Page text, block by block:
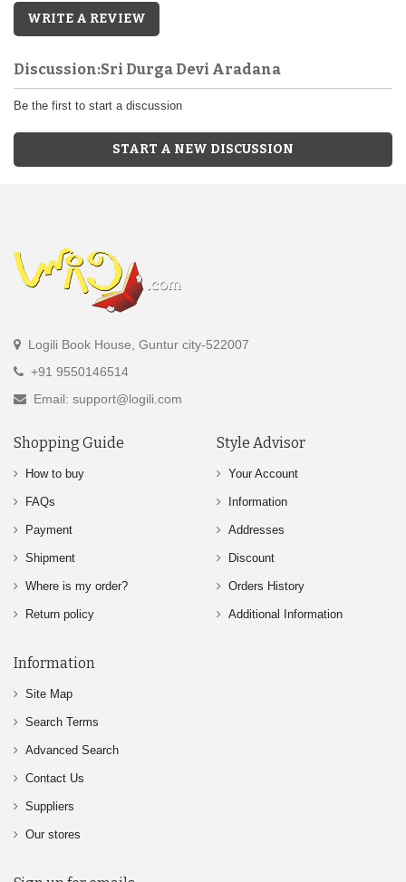
WRITE A REVIEW
Discussion:Sri Durga Devi Aradana
Be the first to start a discussion
START A NEW DISCUSSION
Logili Book House, Guntur city-522007
+91 9550146514
Email: support@logili.com
Shopping Guide
How to buy
FAQs
Payment
Shipment
Where is my order?
Return policy
Style Advisor
Your Account
Information
Addresses
Discount
Orders History
Additional Information
Information
Site Map
Search Terms
Advanced Search
Contact Us
Suppliers
Our stores